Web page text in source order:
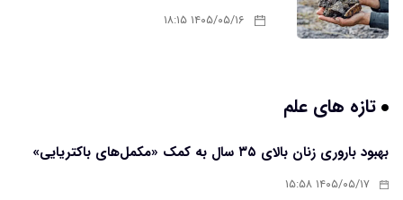
۱۴۰۵/۰۵/۱۶ ۱۸:۱۵
تازه های علم
بهبود باروری زنان بالای ۳۵ سال به کمک «مکمل‌های باکتریایی»
۱۴۰۵/۰۵/۱۷ ۱۵:۵۸